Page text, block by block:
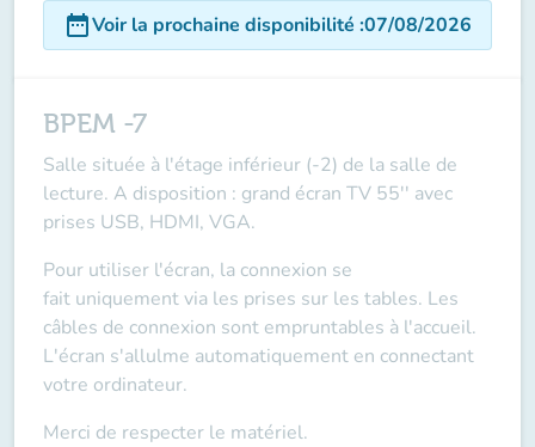
date_rangeVoir la prochaine disponibilité :07/08/2026
BPEM -7
Salle située à l'étage inférieur (-2) de la salle de
lecture. A disposition : grand écran TV 55'' avec
prises USB, HDMI, VGA.
Pour utiliser l'écran, la connexion se
fait uniquement via les prises sur les tables. Les
câbles de connexion sont empruntables à l'accueil.
L'écran s'allulme automatiquement en connectant
votre ordinateur.
Merci de respecter le matériel.